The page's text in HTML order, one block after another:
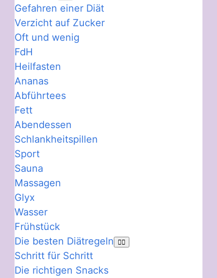
Gefahren einer Diät
Verzicht auf Zucker
Oft und wenig
FdH
Heilfasten
Ananas
Abführtees
Fett
Abendessen
Schlankheitspillen
Sport
Sauna
Massagen
Glyx
Wasser
Frühstück
Die besten Diätregeln
Schritt für Schritt
Die richtigen Snacks